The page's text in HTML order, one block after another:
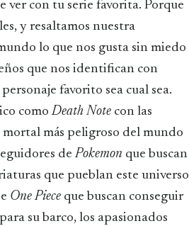
ver con tu serie favorita. Porque
y resaltamos nuestra
lo que nos gusta sin miedo
que nos identifican con
favorito sea cual sea.
comoDeath Note con las
más peligroso del mundo
dePokemon que buscan
que pueblan este universo
One Piece que buscan conseguir
su barco, los apasionados